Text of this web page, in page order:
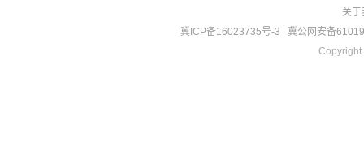
关于
冀ICP备16023735号-3
冀公网安备